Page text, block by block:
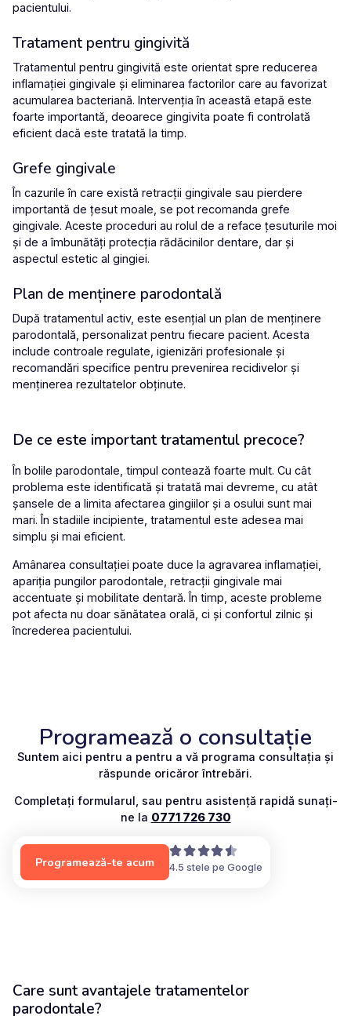
pacientului.
Tratament pentru gingivită
Tratamentul pentru gingivită este orientat spre reducerea
inflamației gingivale și eliminarea factorilor care au favorizat
acumularea bacteriană. Intervenția în această etapă este
foarte importantă, deoarece gingivita poate fi controlată
eficient dacă este tratată la timp.
Grefe gingivale
În cazurile în care există retracții gingivale sau pierdere
importantă de țesut moale, se pot recomanda grefe
gingivale. Aceste proceduri au rolul de a reface țesuturile moi
și de a îmbunătăți protecția rădăcinilor dentare, dar și
aspectul estetic al gingiei.
Plan de menținere parodontală
După tratamentul activ, este esențial un plan de menținere
parodontală, personalizat pentru fiecare pacient. Acesta
include controale regulate, igienizări profesionale și
recomandări specifice pentru prevenirea recidivelor și
menținerea rezultatelor obținute.
De ce este important tratamentul precoce?
În bolile parodontale, timpul contează foarte mult. Cu cât
problema este identificată și tratată mai devreme, cu atât
șansele de a limita afectarea gingiilor și a osului sunt mai
mari. În stadiile incipiente, tratamentul este adesea mai
simplu și mai eficient.
Amânarea consultației poate duce la agravarea inflamației,
apariția pungilor parodontale, retracții gingivale mai
accentuate și mobilitate dentară. În timp, aceste probleme
pot afecta nu doar sănătatea orală, ci și confortul zilnic și
încrederea pacientului.
Programează o consultație
Suntem aici pentru a pentru a vă programa consultația și
răspunde oricăror întrebări.
Completați formularul, sau pentru asistență rapidă sunați-
ne la 0771 726 730
Programează-te acum 4.5 stele pe Google
Care sunt avantajele tratamentelor
parodontale?